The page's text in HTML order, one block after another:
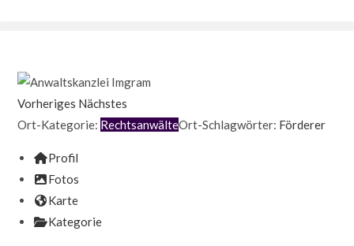
Vorheriges Nächstes
Ort-Kategorie: RechtsanwälteOrt-Schlagwörter: Förderer
Profil
Fotos
Karte
Kategorie